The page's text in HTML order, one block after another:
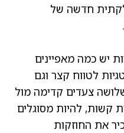
חדשה של
יש כמה מאפיינים
לטווח קצר וגם
צעדים קדימה מול
קשות, להיות מסוגלים
את החוזקות